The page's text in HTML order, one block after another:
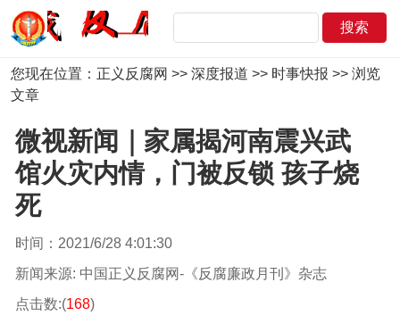
您现在位置： 正义反腐网 >> 深度报道 >> 时事快报 >> 浏览
文章
微视新闻｜家属揭河南震兴武
馆火灾内情，门被反锁 孩子烧
死
时间：2021/6/28 4:01:30
新闻来源: 中国正义反腐网-《反腐廉政月刊》杂志
点击数:(168)